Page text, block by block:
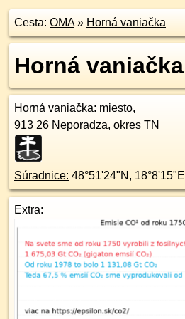
Cesta: OMA» Horná vaniačka
Horná vaniačka
Horná vaniačka: miesto,
913 26 Neporadza, okres TN
Súradnice: 48°51'24"N , 18°8'15"E
Extra: